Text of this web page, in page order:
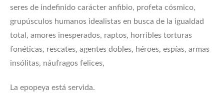
seres de indefinido carácter anfibio, profeta cósmico,
grupúsculos humanos idealistas en busca de la igualdad
total, amores inesperados, raptos, horribles torturas
fonéticas, rescates, agentes dobles, héroes, espías, armas
insólitas, náufragos felices,
La epopeya está servida.